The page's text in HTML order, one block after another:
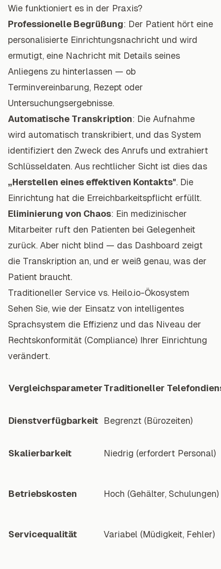
Wie funktioniert es in der Praxis?
Professionelle Begrüßung: Der Patient hört eine
personalisierte Einrichtungsnachricht und wird
ermutigt, eine Nachricht mit Details seines
Anliegens zu hinterlassen — ob
Terminvereinbarung, Rezept oder
Untersuchungsergebnisse.
Automatische Transkription: Die Aufnahme
wird automatisch transkribiert, und das System
identifiziert den Zweck des Anrufs und extrahiert
Schlüsseldaten. Aus rechtlicher Sicht ist dies das
„Herstellen eines effektiven Kontakts". Die
Einrichtung hat die Erreichbarkeitspflicht erfüllt.
Eliminierung von Chaos: Ein medizinischer
Mitarbeiter ruft den Patienten bei Gelegenheit
zurück. Aber nicht blind — das Dashboard zeigt
die Transkription an, und er weiß genau, was der
Patient braucht.
Traditioneller Service vs. Heilo.io-Ökosystem
Sehen Sie, wie der Einsatz von intelligentes
Sprachsystem die Effizienz und das Niveau der
Rechtskonformität (Compliance) Ihrer Einrichtung
verändert.
VergleichsparameterTraditioneller
Dienstverfügbarkeit Begrenzt (Bürozeiten)
Skalierbarkeit Niedrig (erfordert Personal)
Betriebskosten Hoch (Gehälter, Schulungen)
Servicequalität Variabel (Müdigkeit, Fehler)